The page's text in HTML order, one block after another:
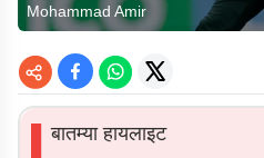
Mohammad Amir
▌बातम्या हायलाइट